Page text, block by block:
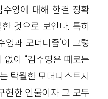
영에 대해 한결 정확
것으로 보인다. 특히
영과 모더니즘’이 그렇
없이 “김수영은 때로는
탁월한 모더니스트지
현한 인물이자 그 모두